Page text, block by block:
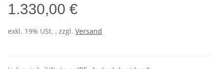
1.330,00 €
exkl. 19% USt. , zzgl. Versand